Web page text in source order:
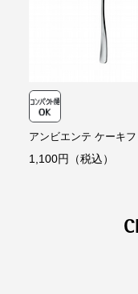
代金引換
アンビエンテ ケーキフ
1,100円（税込）